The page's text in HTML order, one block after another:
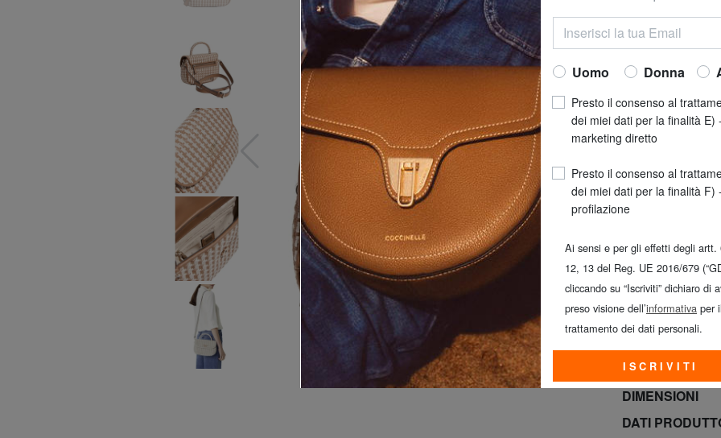
prezzo consigliato
Prezzo migliore ultimi 30
COLORE: camel
SOLO OGGI E
GRATUITA*!
INFO
DIMENSIONI
DATI
Uomo Donna
Presto il consenso al
dei miei dati per la finalità E)
marketing diretto
Presto il consenso al
dei miei dati per la finalità F)
profilazione
Ai sensi e per gli effetti degli artt.
12, 13 del Reg. UE 2016/679
cliccando su “Iscriviti” dichiaro di
preso visione dell’informativa per
trattamento dei dati personali.
ISCRIVITI